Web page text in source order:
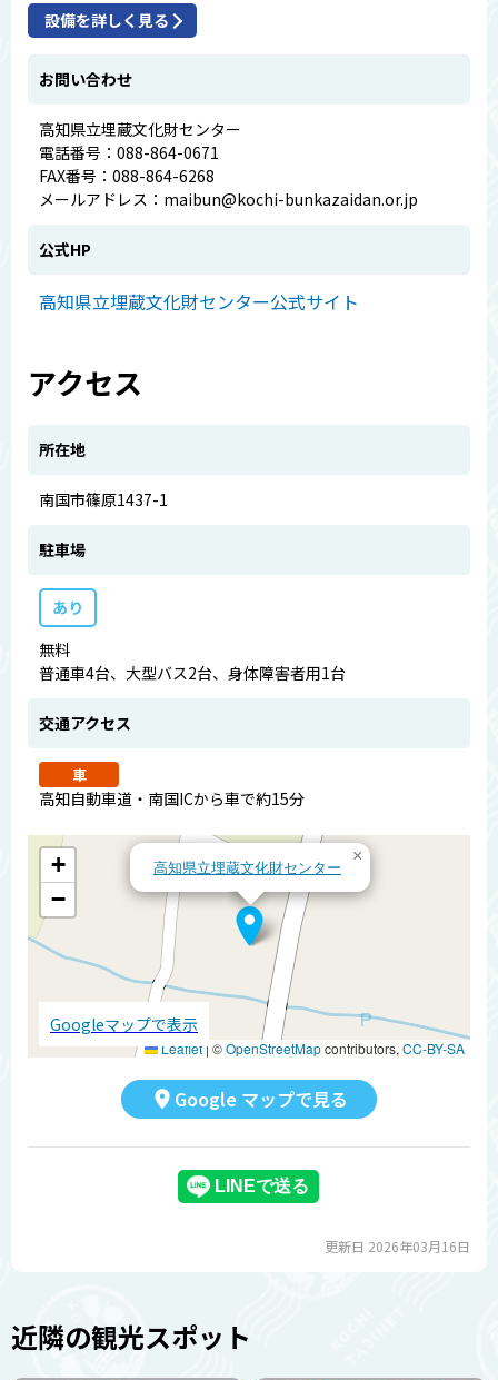
設備を詳しく見る
お問い合わせ
高知県立埋蔵文化財センター
電話番号：088-864-0671
FAX番号：088-864-6268
メールアドレス：maibun@kochi-bunkazaidan.or.jp
公式HP
高知県立埋蔵文化財センター公式サイト
アクセス
所在地
南国市篠原1437-1
駐車場
あり
無料
普通車4台、大型バス2台、身体障害者用1台
交通アクセス
車
高知自動車道・南国ICから車で約15分
高知県立埋蔵文化財センター
×
+
−
Leaflet | ©OpenStreetMapcontributors, CC-BY-SA
Googleマップで表示
Google マップで見る
更新日 2026年03月16日
近隣の観光スポット